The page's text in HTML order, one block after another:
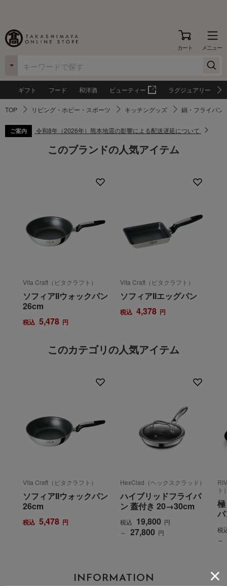
カート メニュー
ギフト フード 和洋酒 ビューティー ラグジュアリー
TOP リビング・ホビー・スポーツ キッチングッズ 鍋・フライパン
ご案内 令和8年（2026年）熊本地震の影響による配送遅延について
このブランドの人気アイテム
Vita Craft（ビタクラフト）
ソフィアIIウォックパン
26cm
税込 5,478 円
Vita Craft（ビタクラフト）
ソフィアIIエッグパン
税込 4,378 円
このカテゴリの人気アイテム
Vita Craft（ビタクラフト）
ソフィアIIウォックパン
26cm
税込 5,478 円
HexClad（ヘックスクラッド）
ハイブリッドフライパ
ン 蓋付き 20→30cm
税込 19,800 円
～ 27,800 円
ト
税
～
INFORMATION